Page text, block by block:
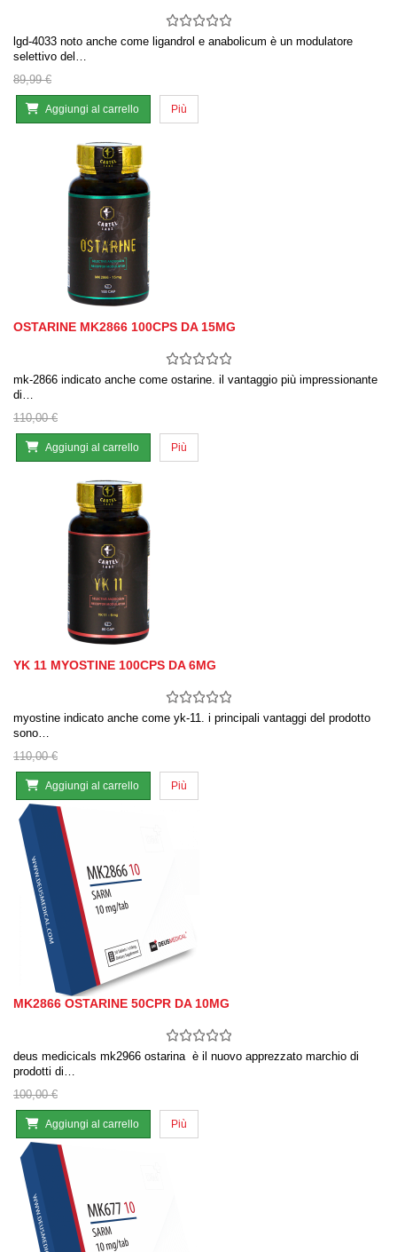
lgd-4033 noto anche come ligandrol e anabolicum è un modulatore
selettivo del…
89,99 €
Aggiungi al carrello Più
OSTARINE MK2866 100CPS DA 15MG
mk-2866 indicato anche come ostarine. il vantaggio più impressionante
di…
110,00 €
Aggiungi al carrello Più
YK 11 MYOSTINE 100CPS DA 6MG
myostine indicato anche come yk-11. i principali vantaggi del prodotto
sono…
110,00 €
Aggiungi al carrello Più
MK2866 OSTARINE 50CPR DA 10MG
deus medicicals mk2966 ostarina è il nuovo apprezzato marchio di
prodotti di…
100,00 €
Aggiungi al carrello Più